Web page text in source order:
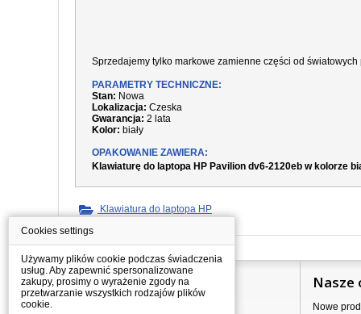
Sprzedajemy tylko markowe zamienne części od
PARAMETRY TECHNICZNE:
Stan: Nowa
Lokalizacja: Czeska
Gwarancja: 2 lata
Kolor: biały
OPAKOWANIE ZAWIERA:
Klawiaturę do laptopa HP Pavilion dv6-2120eb w kolorze
Klawiatura do laptopa HP
Informacje
Nowe
Cookies settings
Używamy plików cookie podczas świadczenia
usług. Aby zapewnić spersonalizowane
zakupy, prosimy o wyrażenie zgody na
przetwarzanie wszystkich rodzajów plików
cookie.